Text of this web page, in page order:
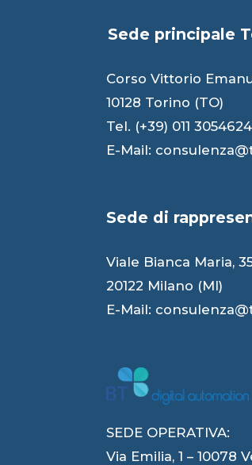
Sede principale
Corso Vittorio
10128 Torino (TO)
Tel. (+39) 011 3054624
E-Mail:
Sede di
Viale Bianca Maria,
20122 Milano (MI)
E-Mail:
SEDE OPERATIVA:
Via Emilia, 1 – 10078